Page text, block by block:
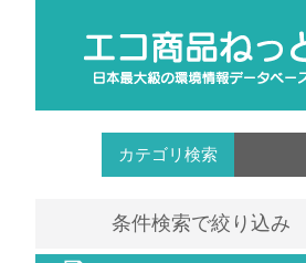
カテゴリ検索
条件検索で絞り込み